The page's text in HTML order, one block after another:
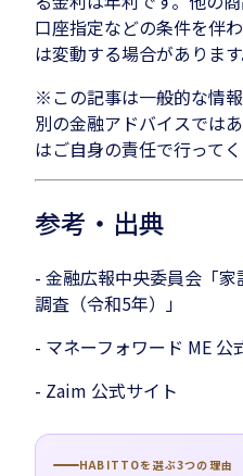
口座指定などの条件を伴
は変動する場合があります
※この記事は一般的な情
別の金融アドバイスでは
はご自身の責任で行ってく
参考・出典
- 金融広報中央委員会「
調査（令和5年）」
- マネーフォワード ME 公
- Zaim 公式サイト
HABITTOを選ぶ3つの理由